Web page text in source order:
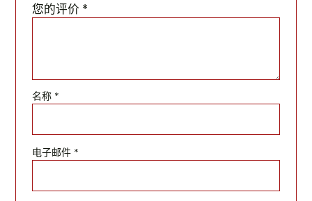
您的评价 *
名称 *
电子邮件 *